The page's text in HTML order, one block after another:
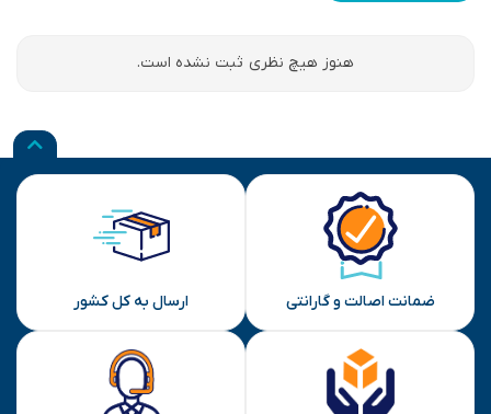
هنوز هیچ نظری ثبت نشده است.
ضمانت اصالت و گارانتی ارسال به کل کشور